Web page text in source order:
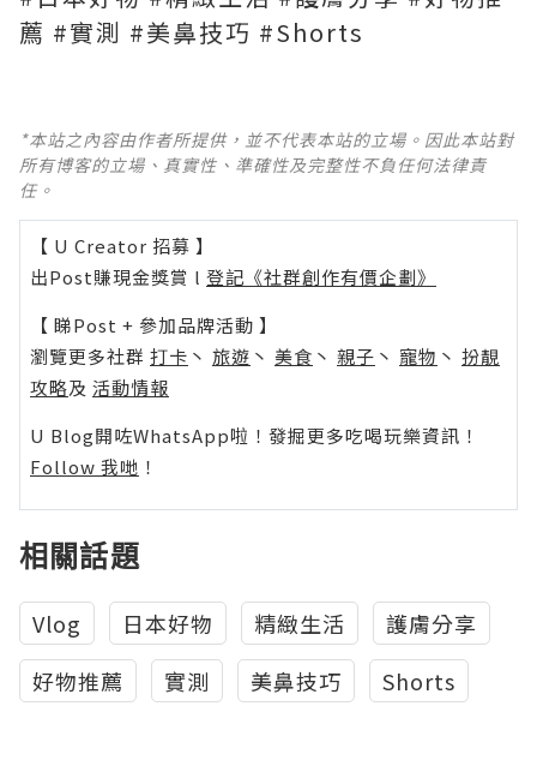
薦 #實測 #美鼻技巧 #Shorts
*本站之內容由作者所提供，並不代表本站的立場。因此本站對
所有博客的立場、真實性、準確性及完整性不負任何法律責
任。
【 U Creator 招募 】
出Post賺現金獎賞 l 登記《社群創作有價企劃》
【 睇Post + 參加品牌活動 】
瀏覽更多社群 打卡 丶 旅遊 丶 美食 丶 親子 丶 寵物 丶 扮靚
攻略及 活動情報
U Blog開咗WhatsApp啦！發掘更多吃喝玩樂資訊！
Follow 我哋 ！
相關話題
Vlog 日本好物 精緻生活
護膚分享
好物推薦
實測 美鼻技巧 Shorts